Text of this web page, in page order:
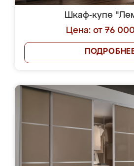
Шкаф-купе
Цена: от 76